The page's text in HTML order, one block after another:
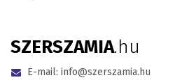
SZERSZAMIA.hu
E-mail: info@szerszamia.hu